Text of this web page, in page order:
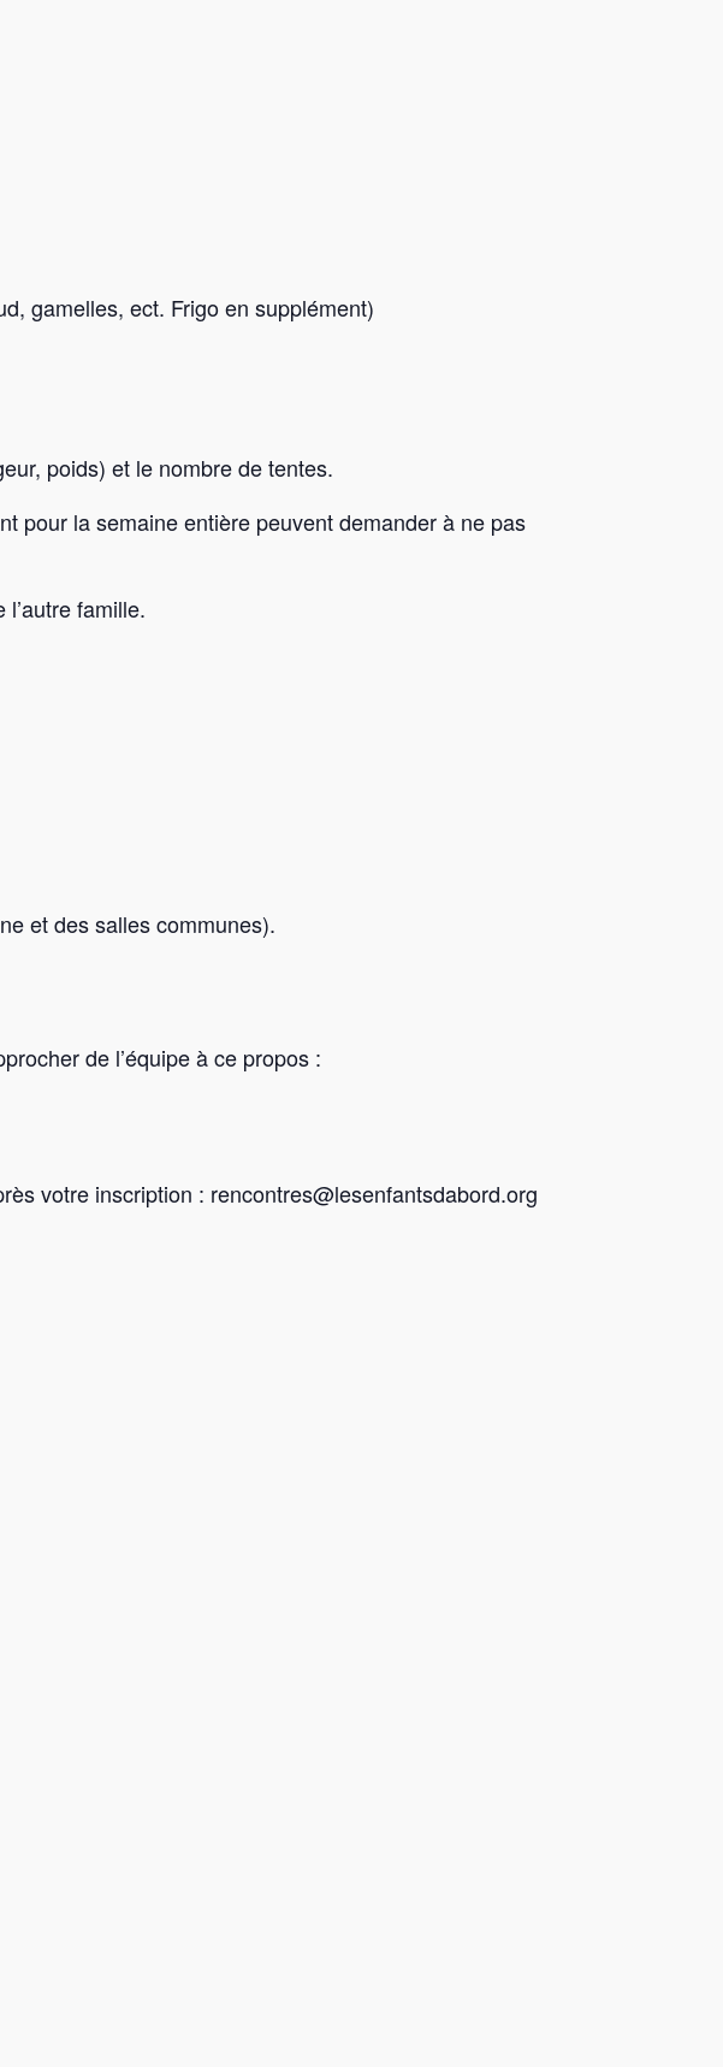
gamelles, ect. Frigo en supplément)
poids) et le nombre de tentes.
pour la semaine entière peuvent demander à ne pas
famille.
et des salles communes).
de l’équipe à ce propos :
votre inscription : rencontres@lesenfantsdabord.org